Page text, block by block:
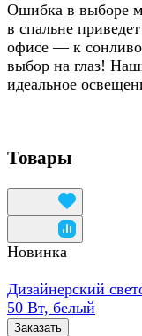
Ошибка в выборе
в спальне
офисе — к
выбор на глаз!
идеальное
Товары
Новинка
Дизайнерский
50 Вт, белый
Заказать